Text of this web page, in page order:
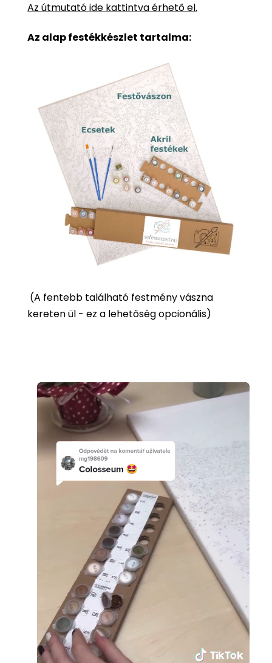
Az útmutató ide kattintva érhető el.
Az alap festékkészlet tartalma:
(A fentebb található festmény vászna
kereten ül - ez a lehetőség opcionális)